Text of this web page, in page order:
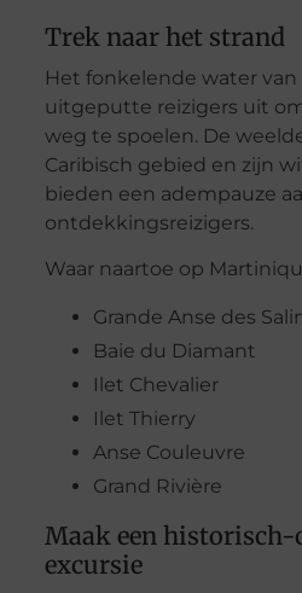
Trek naar het strand
Het fonkelende water
uitgeputte reizigers uit
weg te spoelen. De
Caribisch gebied en zijn
bieden een adempauze
ontdekkingsreizigers.
Waar naartoe op
Grande Anse des
Baie du Diamant
Ilet Chevalier
Ilet Thierry
Anse Couleuvre
Grand Rivière
Maak een
excursie